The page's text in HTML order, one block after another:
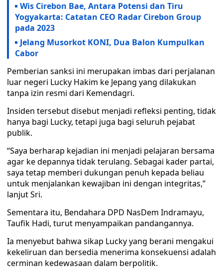
Wis Cirebon Bae, Antara Potensi dan Tiru
Yogyakarta: Catatan CEO Radar Cirebon Group
pada 2023
Jelang Musorkot KONI, Dua Balon Kumpulkan
Cabor
Pemberian sanksi ini merupakan imbas dari perjalanan
luar negeri Lucky Hakim ke Jepang yang dilakukan
tanpa izin resmi dari Kemendagri.
Insiden tersebut disebut menjadi refleksi penting, tidak
hanya bagi Lucky, tetapi juga bagi seluruh pejabat
publik.
“Saya berharap kejadian ini menjadi pelajaran bersama
agar ke depannya tidak terulang. Sebagai kader partai,
saya tetap memberi dukungan penuh kepada beliau
untuk menjalankan kewajiban ini dengan integritas,”
lanjut Sri.
Sementara itu, Bendahara DPD NasDem Indramayu,
Taufik Hadi, turut menyampaikan pandangannya.
Ia menyebut bahwa sikap Lucky yang berani mengakui
kekeliruan dan bersedia menerima konsekuensi adalah
cerminan kedewasaan dalam berpolitik.